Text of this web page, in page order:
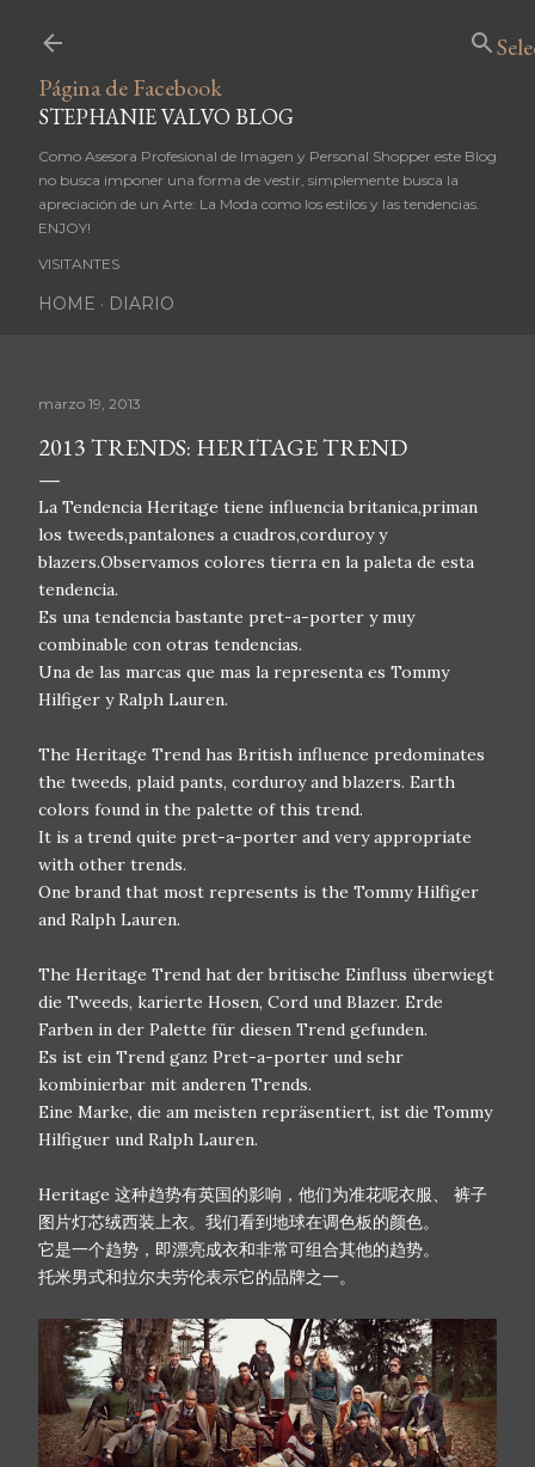
Página de Facebook
STEPHANIE VALVO BLOG
Como Asesora Profesional de Imagen y Personal Shopper este Blog
no busca imponer una forma de vestir, simplemente busca la
apreciación de un Arte: La Moda como los estilos y las tendencias.
ENJOY!
VISITANTES
HOME DIARIO
marzo 19, 2013
2013 TRENDS: HERITAGE TREND
La Tendencia Heritage tiene influencia britanica,priman
los tweeds,pantalones a cuadros,corduroy y
blazers.Observamos colores tierra en la paleta de esta
tendencia.
Es una tendencia bastante pret-a-porter y muy
combinable con otras tendencias.
Una de las marcas que mas la representa es Tommy
Hilfiger y Ralph Lauren.
The Heritage Trend has British influence predominates
the tweeds, plaid pants, corduroy and blazers. Earth
colors found in the palette of this trend.
It is a trend quite pret-a-porter and very appropriate
with other trends.
One brand that most represents is the Tommy Hilfiger
and Ralph Lauren.
The Heritage Trend hat der britische Einfluss überwiegt
die Tweeds, karierte Hosen, Cord und Blazer. Erde
Farben in der Palette für diesen Trend gefunden.
Es ist ein Trend ganz Pret-a-porter und sehr
kombinierbar mit anderen Trends.
Eine Marke, die am meisten repräsentiert, ist die Tommy
Hilfiguer und Ralph Lauren.
Heritage 这种趋势有英国的影响，他们为准花呢衣服、 裤子
图片灯芯绒西装上衣。我们看到地球在调色板的颜色。
它是一个趋势，即漂亮成衣和非常可组合其他的趋势。
托米男式和拉尔夫劳伦表示它的品牌之一。